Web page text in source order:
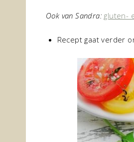
Ook van Sandra: gluten-
Recept gaat verder